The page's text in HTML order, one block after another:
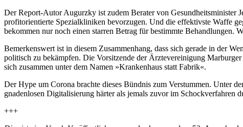
Der Report-Autor Augurzky ist zudem Berater von Gesundheitsminister
profitorientierte Spezialkliniken bevorzugen. Und die effektivste Waffe
bekommen nur noch einen starren Betrag für bestimmte Behandlungen.
Bemerkenswert ist in diesem Zusammenhang, dass sich gerade in der
politisch zu bekämpfen. Die Vorsitzende der Ärztevereinigung
sich zusammen unter dem Namen »Krankenhaus statt Fabrik«.
Der Hype um Corona brachte dieses Bündnis zum Verstummen. Unter
gnadenlosen Digitalisierung härter als jemals zuvor im Schockverfahren
+++